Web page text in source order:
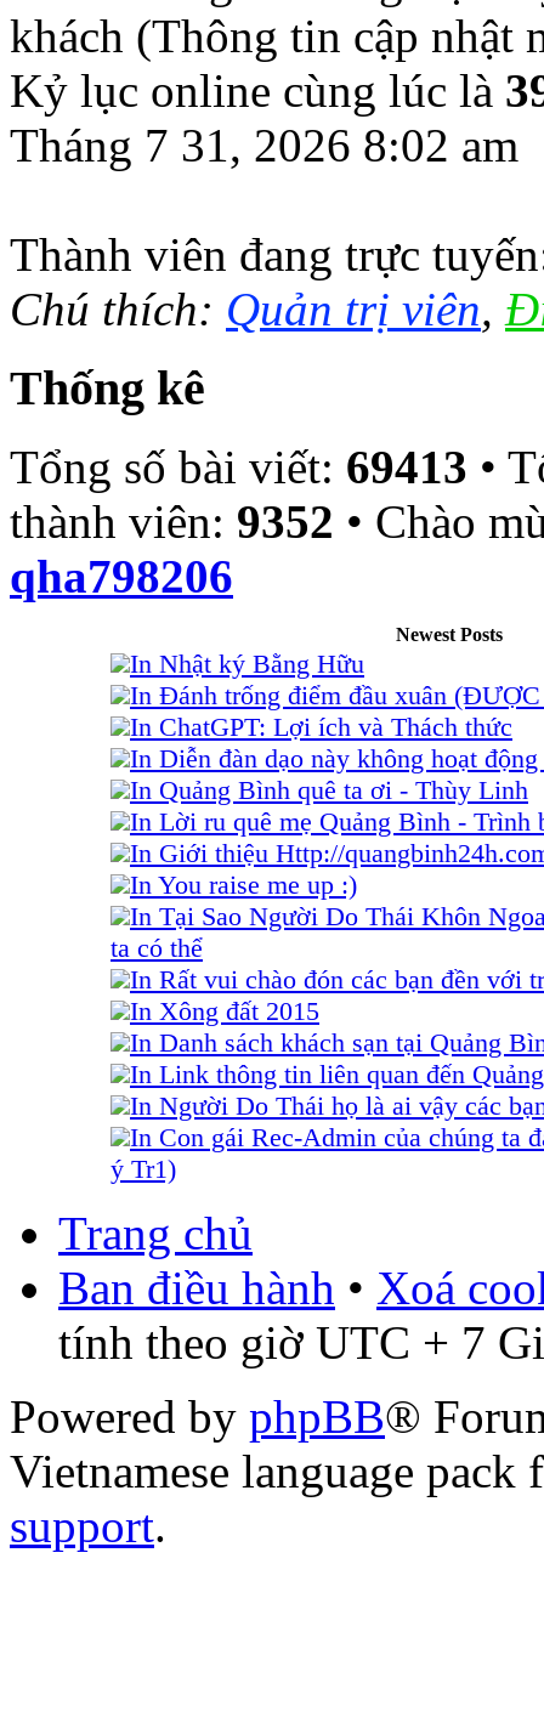
khách (Thông tin cập nhật
Kỷ lục online cùng lúc là
Tháng 7 31, 2026 8:02 am
Thành viên đang trực
Chú thích: Quản trị viên,
Thống kê
Tổng số bài viết: 69413 •
thành viên: 9352 • Chào
qha798206
Newest Posts
In Nhật ký Bằng Hữu
In Đánh trống điểm đầu xuân (ĐƯỢC
In ChatGPT: Lợi ích và Thách thức
In Diễn đàn dạo này không hoạt
In Quảng Bình quê ta ơi - Thùy Linh
In Lời ru quê mẹ Quảng Bình - Trình
In Giới thiệu Http://
In You raise me up :)
In Tại Sao Người Do Thái Khôn
ta có thể
In Rất vui chào đón các bạn đền với
In Xông đất 2015
In Danh sách khách sạn tại Quảng
In Link thông tin liên quan đến
In Người Do Thái họ là ai vậy các
In Con gái Rec-Admin của chúng ta
ý Tr1)
Trang chủ
Ban điều hành • Xoá
tính theo giờ UTC + 7
Powered by phpBB®
Vietnamese language
support.